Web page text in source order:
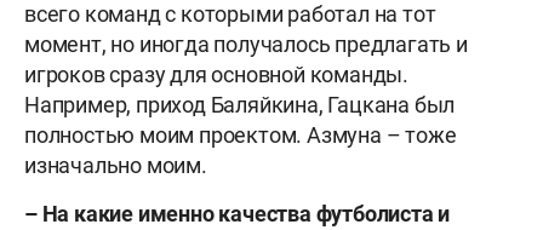
всего команд с которыми работал на тот
момент, но иногда получалось предлагать и
игроков сразу для основной команды.
Например, приход Баляйкина, Гацкана был
полностью моим проектом. Азмуна – тоже
изначально моим.
– На какие именно качества футболиста и